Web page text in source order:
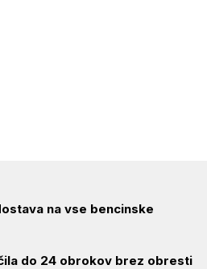
na vse bencinske
do 24 obrokov brez obresti